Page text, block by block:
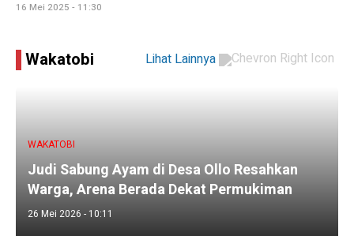
16 Mei 2025 - 11:30
Wakatobi Lihat Lainnya
WAKATOBI
Judi Sabung Ayam di Desa Ollo Resahkan
Warga, Arena Berada Dekat Permukiman
26 Mei 2026 - 10:11